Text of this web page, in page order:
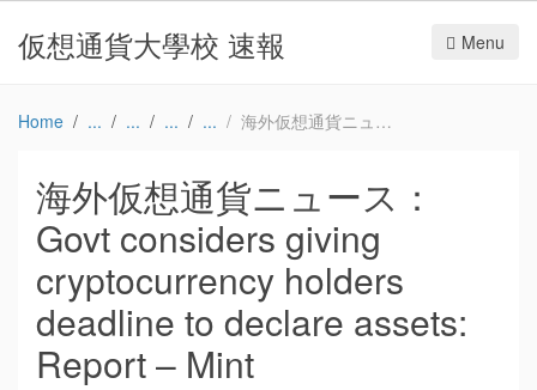
仮想通貨大學校 速報 Menu
Home 海外仮想通貨ニュース：Govt considers giving cryptocurrency holders deadline to declare assets: Report – Mint
海外仮想通貨ニュース：
Govt considers giving
cryptocurrency holders
deadline to declare assets:
Report – Mint